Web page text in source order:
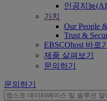
인공지능
가치
Our People
Trust &
EBSCOhost 바로
제품 살펴보기
문의하기
문의하기